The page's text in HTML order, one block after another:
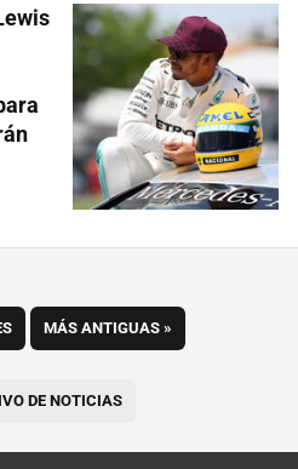
MÁS ANTIGUAS »
DE NOTICIAS